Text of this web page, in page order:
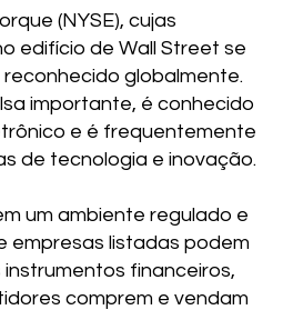
(NYSE), cujas
edifício de Wall Street se
globalmente.
importante, é conhecido
e é frequentemente
de tecnologia e inovação.
um ambiente regulado e
empresas listadas podem
financeiros,
comprem e vendam